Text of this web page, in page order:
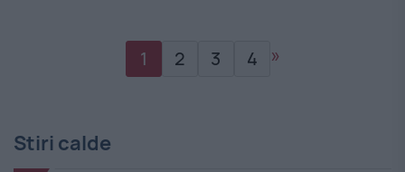
1 2 3 4 »
Stiri calde